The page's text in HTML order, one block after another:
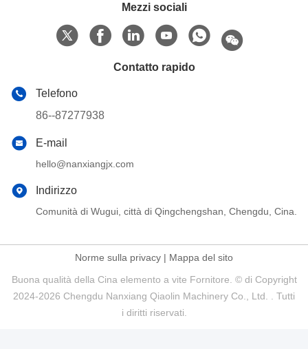
Mezzi sociali
Contatto rapido
Telefono
86--87277938
E-mail
hello@nanxiangjx.com
Indirizzo
Comunità di Wugui, città di Qingchengshan, Chengdu, Cina.
Norme sulla privacy | Mappa del sito
Buona qualità della Cina elemento a vite Fornitore. © di Copyright
2024-2026 Chengdu Nanxiang Qiaolin Machinery Co., Ltd. . Tutti
i diritti riservati.